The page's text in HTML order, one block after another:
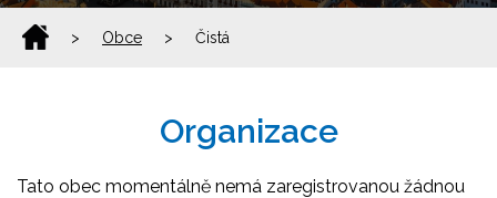
> Obce > Čistá
Organizace
Tato obec momentálně nemá zaregistrovanou žádnou